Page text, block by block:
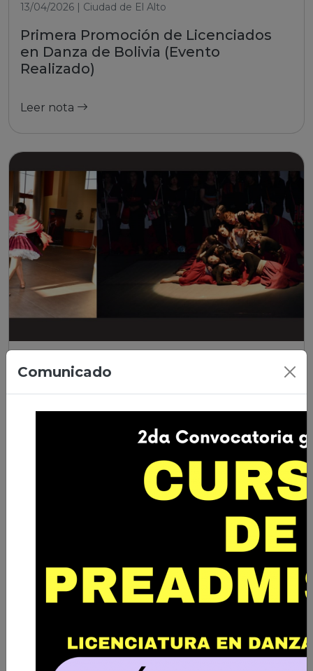
13/04/2026 | Ciudad de El Alto
Primera Promoción de Licenciados
en Danza de Bolivia (Evento
Realizado)
Leer nota
Comunicado